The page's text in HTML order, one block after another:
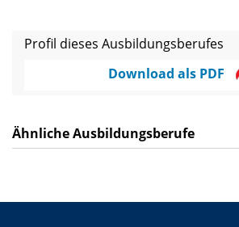
Profil dieses Ausbildungsberufes
Download als PDF
Ähnliche Ausbildungsberufe